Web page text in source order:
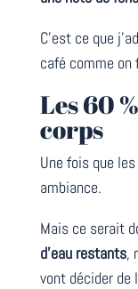
C’est ce que
café comme on
Les 60
corps
Une fois que
ambiance.
Mais ce serait
d’eau restants,
vont décider de